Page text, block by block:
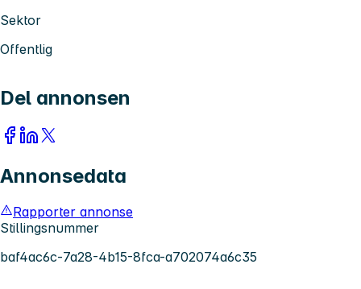
Sektor
Offentlig
Del annonsen
Annonsedata
Rapporter annonse
Stillingsnummer
baf4ac6c-7a28-4b15-8fca-a702074a6c35